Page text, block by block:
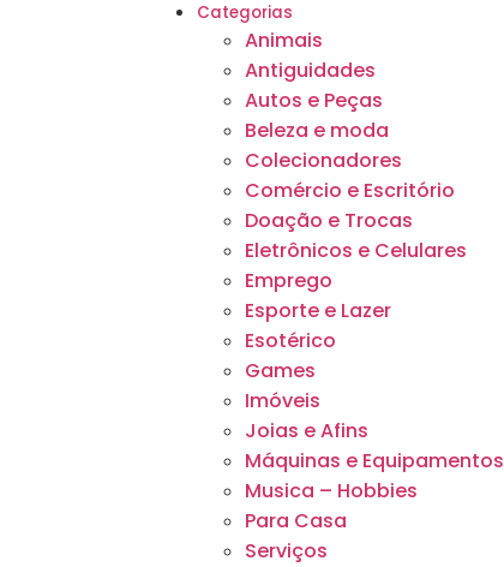
Categorias
Animais
Antiguidades
Autos e Peças
Beleza e moda
Colecionadores
Comércio e Escritório
Doação e Trocas
Eletrônicos e Celulares
Emprego
Esporte e Lazer
Esotérico
Games
Imóveis
Joias e Afins
Máquinas e Equipamentos
Musica – Hobbies
Para Casa
Serviços